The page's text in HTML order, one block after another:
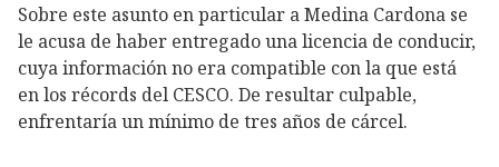
Sobre este asunto en particular a Medina Cardona se
le acusa de haber entregado una licencia de conducir,
cuya información no era compatible con la que está
en los récords del CESCO. De resultar culpable,
enfrentaría un mínimo de tres años de cárcel.